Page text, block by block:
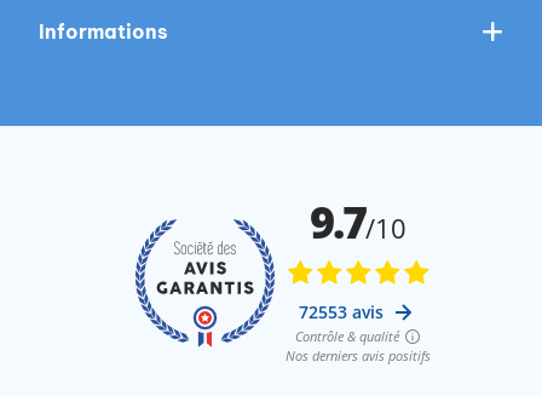
Informations